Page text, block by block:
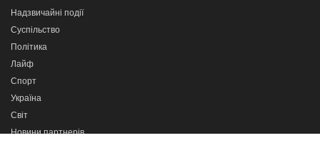
Надзвичайні події
Суспільство
Політика
Лайф
Спорт
Україна
Світ
Новини партнерів